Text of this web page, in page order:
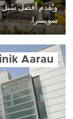
وتُقدم أفضل سُبل
سويسرا.
Aarau